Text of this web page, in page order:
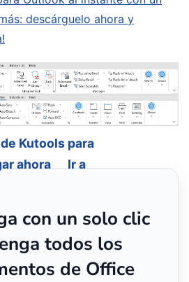
descárguelo ahora y
Kutools para
ahora
Ir a
con un solo clic
todos los
de Office